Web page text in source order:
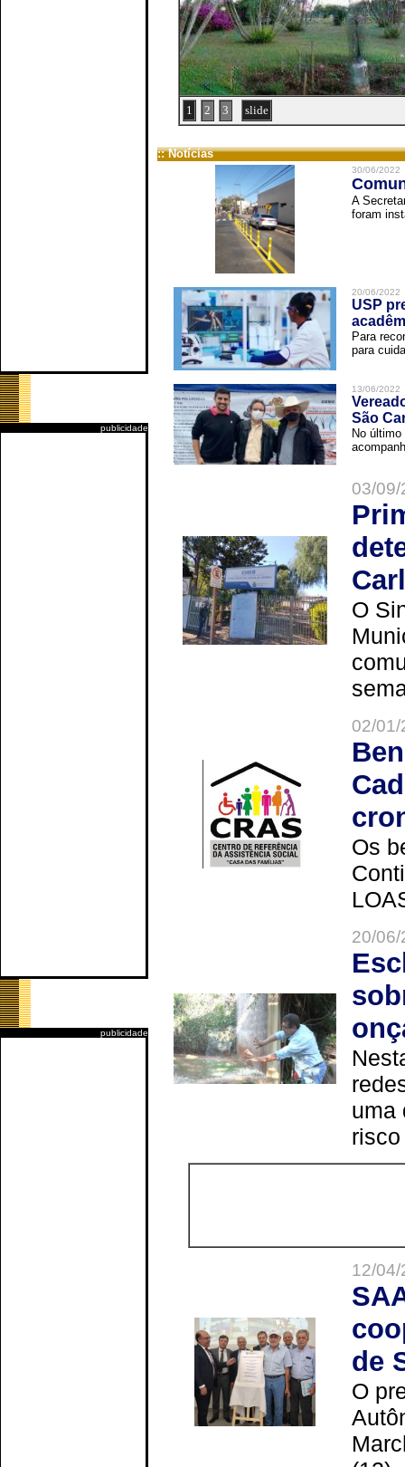
publicidade
publicidade
1 2 3 slide
:: Notícias
30/06/2022
A
foram
20/06/2022
USP
Para
para
13/06/2022
São
No
03/
O
02/
Os
20/
uma
12/
de
O